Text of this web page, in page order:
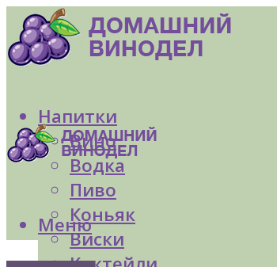
Напитки
Вино
Водка
Пиво
Коньяк
Виски
Меню